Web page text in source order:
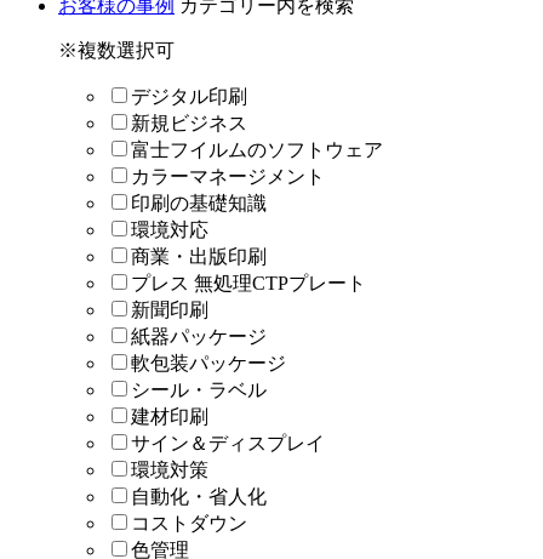
お客様の事例 カテゴリー内を検索
※複数選択可
デジタル印刷
新規ビジネス
富士フイルムのソフトウェア
カラーマネージメント
印刷の基礎知識
環境対応
商業・出版印刷
プレス 無処理CTPプレート
新聞印刷
紙器パッケージ
軟包装パッケージ
シール・ラベル
建材印刷
サイン＆ディスプレイ
環境対策
自動化・省人化
コストダウン
色管理